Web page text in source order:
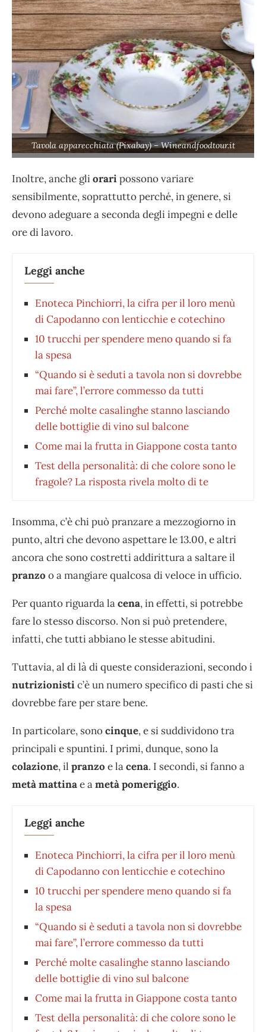
Tavola apparecchiata (Pixabay) – Wineandfoodtour.it
Inoltre, anche glioraripossono variare
sensibilmente, soprattutto perché, in genere, si
devono adeguare a seconda degli impegni e delle
ore di lavoro.
Leggi anche
Enoteca Pinchiorri, la cifra per il loro menù
di Capodanno con lenticchie e cotechino
10 trucchi per spendere meno quando si fa
la spesa
“Quando si è seduti a tavola non si dovrebbe
mai fare”, l’errore commesso da tutti
Perché molte casalinghe stanno lasciando
delle bottiglie di vino sul balcone
Come mai la frutta in Giappone costa tanto
Test della personalità: di che colore sono le
fragole? La risposta rivela molto di te
Insomma, c’è chi può pranzare a mezzogiorno in
punto, altri che devono aspettare le 13.00, e altri
ancora che sono costretti addirittura a saltare il
pranzo o a mangiare qualcosa di veloce in ufficio.
Per quanto riguarda lacena, in effetti, si potrebbe
fare lo stesso discorso. Non si può pretendere,
infatti, che tutti abbiano le stesse abitudini.
Tuttavia, al di là di queste considerazioni, secondo i
nutrizionistic’è un numero specifico di pasti che si
dovrebbe fare per stare bene.
In particolare, sonocinque, e si suddividono tra
principali e spuntini. I primi, dunque, sono la
colazione, il pranzo e lacena. I secondi, si fanno a
metà mattinae ametà pomeriggio.
Leggi anche
Enoteca Pinchiorri, la cifra per il loro menù
di Capodanno con lenticchie e cotechino
10 trucchi per spendere meno quando si fa
la spesa
“Quando si è seduti a tavola non si dovrebbe
mai fare”, l’errore commesso da tutti
Perché molte casalinghe stanno lasciando
delle bottiglie di vino sul balcone
Come mai la frutta in Giappone costa tanto
Test della personalità: di che colore sono le